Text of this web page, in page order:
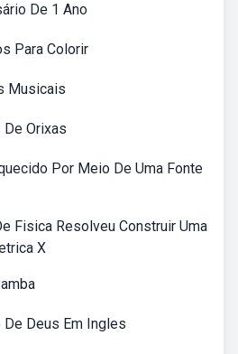
De 1 Ano
Para Colorir
Musicais
De Orixas
Por Meio De Uma Fonte
Fisica Resolveu Construir Uma
X
De Deus Em Ingles